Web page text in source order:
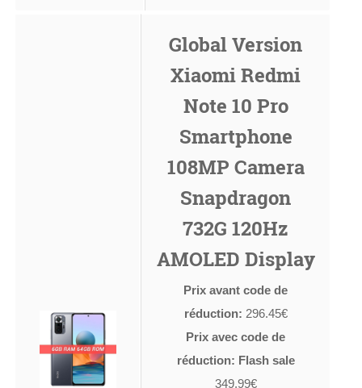
Global Version
Xiaomi Redmi
Note 10 Pro
Smartphone
108MP Camera
Snapdragon
732G 120Hz
AMOLED Display
Prix avant code de
réduction: 296.45€
Prix avec code de
réduction: Flash sale
349.99€